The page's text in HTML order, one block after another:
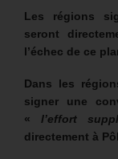
Les régions
seront
l’échec de ce
Dans les
signer une
« l’effort
directement à